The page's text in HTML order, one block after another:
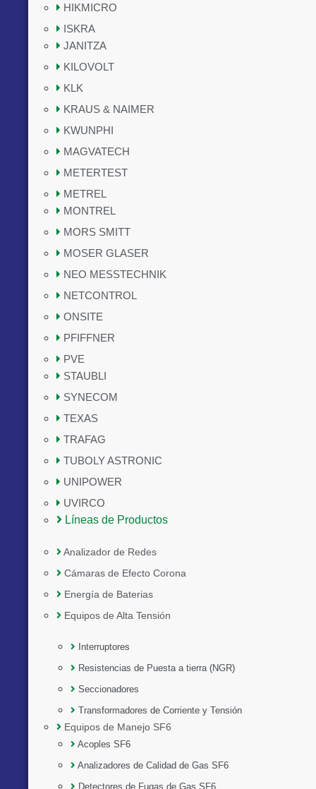
HIKMICRO
ISKRA
JANITZA
KILOVOLT
KLK
KRAUS & NAIMER
KWUNPHI
MAGVATECH
METERTEST
METREL
MONTREL
MORS SMITT
MOSER GLASER
NEO MESSTECHNIK
NETCONTROL
ONSITE
PFIFFNER
PVE
STAUBLI
SYNECOM
TEXAS
TRAFAG
TUBOLY ASTRONIC
UNIPOWER
UVIRCO
Líneas de Productos
Analizador de Redes
Cámaras de Efecto Corona
Energía de Baterias
Equipos de Alta Tensión
Interruptores
Resistencias de Puesta a tierra (NGR)
Seccionadores
Transformadores de Corriente y Tensión
Equipos de Manejo SF6
Acoples SF6
Analizadores de Calidad de Gas SF6
Detectores de Fugas de Gas SF6